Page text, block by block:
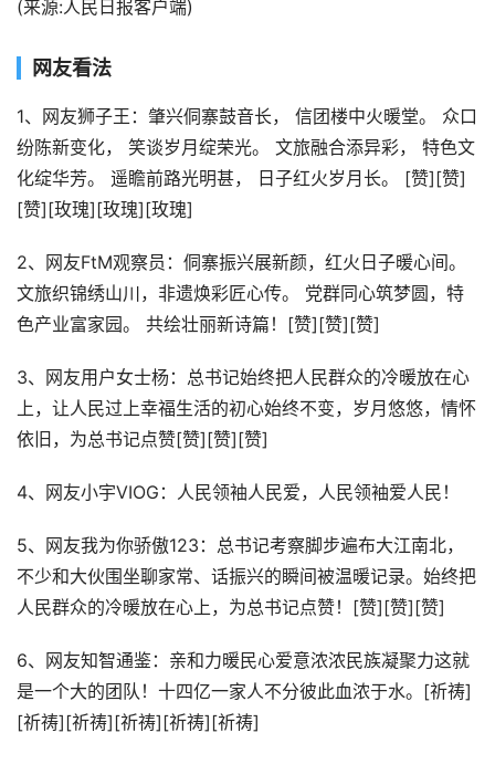
(来源:人民日报客户端)
网友看法
1、网友狮子王：肇兴侗寨鼓音长， 信团楼中火暖堂。 众口
纷陈新变化， 笑谈岁月绽荣光。 文旅融合添异彩， 特色文
化绽华芳。 遥瞻前路光明甚， 日子红火岁月长。 [赞][赞]
[赞][玫瑰][玫瑰][玫瑰]
2、网友FtM观察员：侗寨振兴展新颜，红火日子暖心间。
文旅织锦绣山川，非遗焕彩匠心传。 党群同心筑梦圆，特
色产业富家园。 共绘壮丽新诗篇！[赞][赞][赞]
3、网友用户女士杨：总书记始终把人民群众的冷暖放在心
上，让人民过上幸福生活的初心始终不变，岁月悠悠，情怀
依旧，为总书记点赞[赞][赞][赞]
4、网友小宇VIOG：人民领袖人民爱，人民领袖爱人民！
5、网友我为你骄傲123：总书记考察脚步遍布大江南北，
不少和大伙围坐聊家常、话振兴的瞬间被温暖记录。始终把
人民群众的冷暖放在心上，为总书记点赞！[赞][赞][赞]
6、网友知智通鉴：亲和力暖民心爱意浓浓民族凝聚力这就
是一个大的团队！十四亿一家人不分彼此血浓于水。[祈祷]
[祈祷][祈祷][祈祷][祈祷][祈祷]